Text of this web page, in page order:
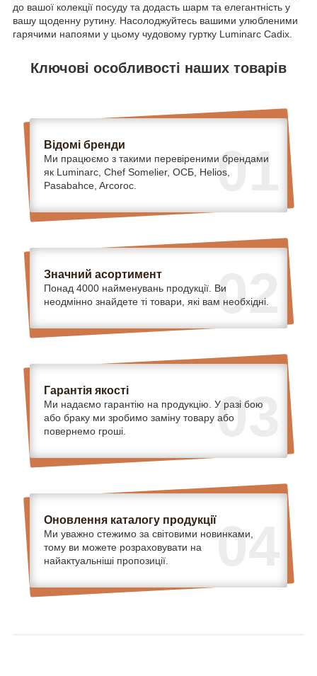
до вашої колекції посуду та додасть шарм та елегантність у
вашу щоденну рутину. Насолоджуйтесь вашими улюбленими
гарячими напоями у цьому чудовому гуртку Luminarc Cadix.
Ключові особливості наших товарів
01
Відомі бренди
Ми працюємо з такими перевіреними брендами
як Luminarc, Chef Somelier, ОСБ, Helios,
Pasabahce, Arcoroc.
02
Значний асортимент
Понад 4000 найменувань продукції. Ви
неодмінно знайдете ті товари, які вам необхідні.
03
Гарантія якості
Ми надаємо гарантію на продукцію. У разі бою
або браку ми зробимо заміну товару або
повернемо гроші.
04
Оновлення каталогу продукції
Ми уважно стежимо за світовими новинками,
тому ви можете розраховувати на
найактуальніші пропозиції.